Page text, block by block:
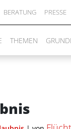
BERATUNG PRESSE
THEMEN